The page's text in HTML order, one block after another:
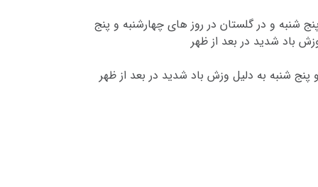
شنبه و در گلستان در روز های چهارشنبه و پنج
باد شدید در بعد از ظهر
شنبه به دلیل وزش باد شدید در بعد از ظهر